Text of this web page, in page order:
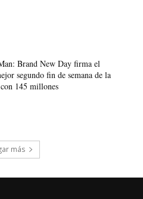
Brand New Day firma el
segundo fin de semana de la
145 millones
más